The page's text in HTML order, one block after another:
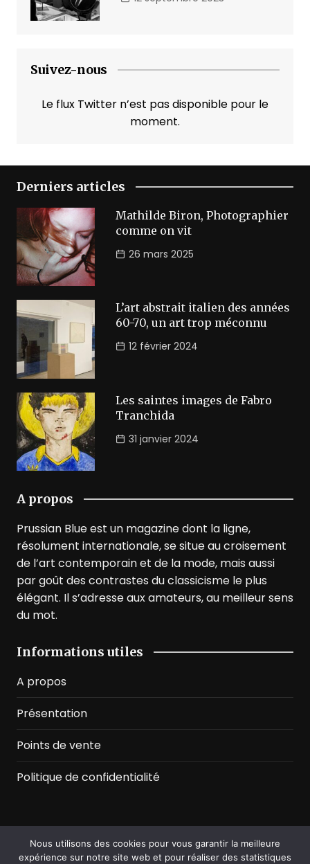
Suivez-nous
Le flux Twitter n’est pas disponible pour le
moment.
Derniers articles
Mathilde Biron, Photographier
comme on vit
26 mars 2025
L’art abstrait italien des années
60-70, un art trop méconnu
12 février 2024
Les saintes images de Fabro
Tranchida
31 janvier 2024
A propos
Prussian Blue est un magazine dont la ligne,
résolument internationale, se situe au croisement
de l’art contemporain et de la mode, mais aussi
par goût des contrastes du classicisme le plus
élégant. Il s’adresse aux amateurs, au meilleur sens
du mot.
Informations utiles
A propos
Présentation
Points de vente
Politique de confidentialité
©2026 Prussian Blue. All Rights Reserved
Nous utilisons des cookies pour vous garantir la meilleure
expérience sur notre site web et pour réaliser des statistiques